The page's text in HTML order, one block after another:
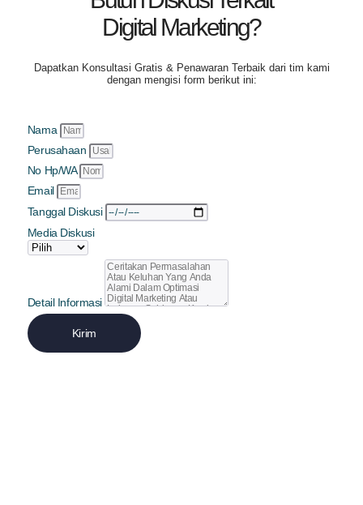
Digital Marketing?
Dapatkan Konsultasi Gratis & Penawaran Terbaik dari tim kami
dengan mengisi form berikut ini:
Nama
Perusahaan
No Hp/WA
Email
Tanggal Diskusi
Media Diskusi
Detail Informasi
Kirim